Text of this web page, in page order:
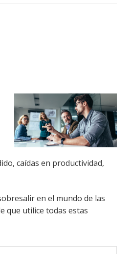
caídas en productividad,
en el mundo de las
que utilice todas estas